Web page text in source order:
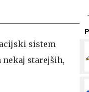
sistem
starejših,